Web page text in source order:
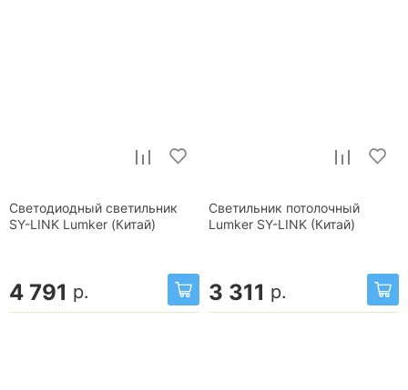
Светодиодный светильник
SY-LINK Lumker (Китай)
4 791 р.
Светильник потолочный
Lumker SY-LINK (Китай)
3 311 р.